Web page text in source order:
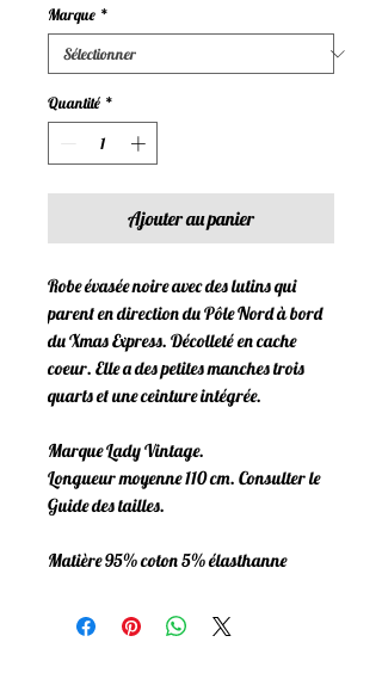
Marque *
Quantité *
Ajouter au panier
Robe évasée noire avec des lutins qui
parent en direction du Pôle Nord à bord
du Xmas Express. Décolleté en cache
coeur. Elle a des petites manches trois
quarts et une ceinture intégrée.
Marque Lady Vintage.
Longueur moyenne 110 cm. Consulter le
Guide des tailles.
Matière 95% coton 5% élasthanne